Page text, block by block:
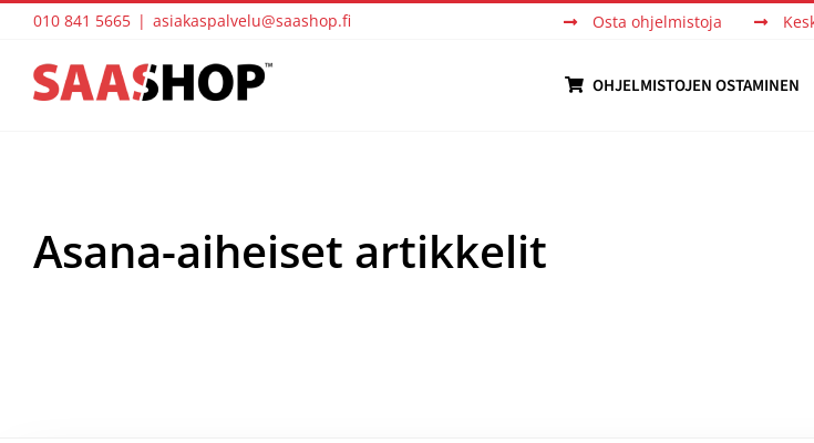
Skip
content
010 841 5665 | asiakaspalvelu@saashop.fi Osta ohjelmistoja
OHJELMISTOJEN OSTAMINEN
Asana-aiheiset artikkelit